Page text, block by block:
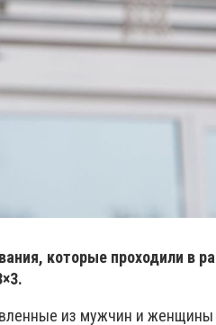
которые проходили в
из мужчин и женщины